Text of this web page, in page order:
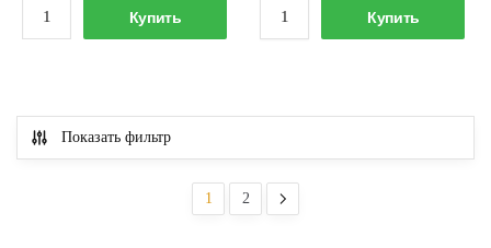
Zota
Lava
17кВт
LV4931120017
Купить
Zota
26кВт
Купить
Показать фильтр
1 2